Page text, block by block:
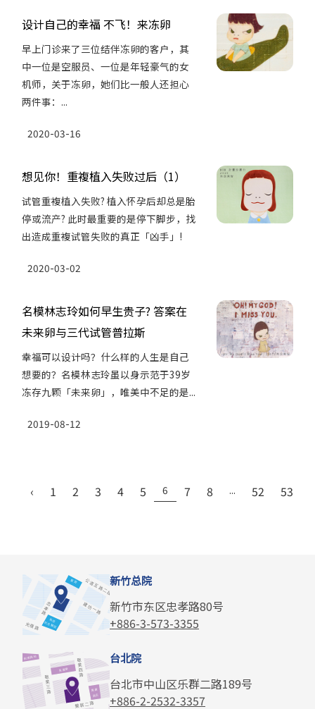
设计自己的幸福 不飞！来冻卵
早上门诊来了三位结伴冻卵的客户，其
中一位是空服员、一位是年轻豪气的女
机师，关于冻卵，她们比一般人还担心
两件事：...
2020-03-16
想见你！重複植入失败过后（1）
试管重複植入失败? 植入怀孕后却总是胎
停或流产? 此时最重要的是停下脚步，找
出造成重複试管失败的真正「凶手」!
2020-03-02
名模林志玲如何早生贵子? 答案在
未来卵与三代试管普拉斯
幸福可以设计吗？什么样的人生是自己
想要的？名模林志玲虽以身示范于39岁
冻存九颗「未来卵」，唯美中不足的是...
2019-08-12
‹ 1 2 3 4 5 6 7 8 ... 52 53
新竹总院
新竹市东区忠孝路80号
+886-3-573-3355
台北院
台北市中山区乐群二路189号
+886-2-2532-3357